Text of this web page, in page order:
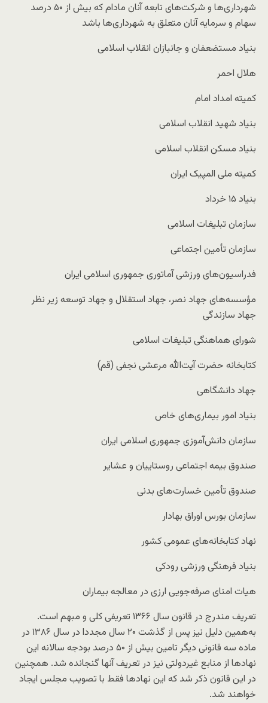
شهرداری‌ها و شرکت‌های تابعه آنان مادام که بیش از ۵۰ درصد
سهام و سرمایه آنان متعلق به شهرداری‌ها باشد
بنیاد مستضعفان و جانبازان انقلاب اسلامی
هلال احمر
کمیته امداد امام
بنیاد شهید انقلاب اسلامی
بنیاد مسکن انقلاب اسلامی
کمیته ملی المپیک ایران
بنیاد ۱۵ خرداد
سازمان تبلیغات اسلامی
سازمان تأمین اجتماعی
فدراسیو‌ن‌های ورزشی آماتوری جمهوری اسلامی ایران
مؤسسه‌های جهاد نصر، جهاد استقلال و جهاد توسعه زیر نظر
جهاد سازندگی
شورای هماهنگی تبلیغات اسلامی
کتابخانه حضرت آیت‌الله مرعشی نجفی (‌قم)
جهاد دانشگاهی
بنیاد امور بیماری‌های خاص
سازمان دانش‌آموزی جمهوری اسلامی‌ ایران
صندوق بیمه اجتماعی روستاییان و عشایر
صندوق تأمین خسارت‌های بدنی
سازمان بورس اوراق بهادار
نهاد کتابخانه‌های عمومی کشور
بنیاد فرهنگی ورزشی رودکی
هیات امنای صرفه‌جویی ارزی در معالجه بیماران
تعریف مندرج در قانون سال ۱۳۶۶ تعریفی کلی و مبهم است.
به‌همین دلیل نیز پس از گذشت ۲۰ سال مجددا در سال ۱۳۸۶ در
ماده سه قانونی دیگر تامین بیش از ۵۰ درصد بودجه سالانه این
نهادها از منابع غیردولتی نیز در تعریف آنها گنجانده شد. همچنین
در این قانون ذکر شد که این نهادها فقط با تصویب مجلس ایجاد
خواهند شد.